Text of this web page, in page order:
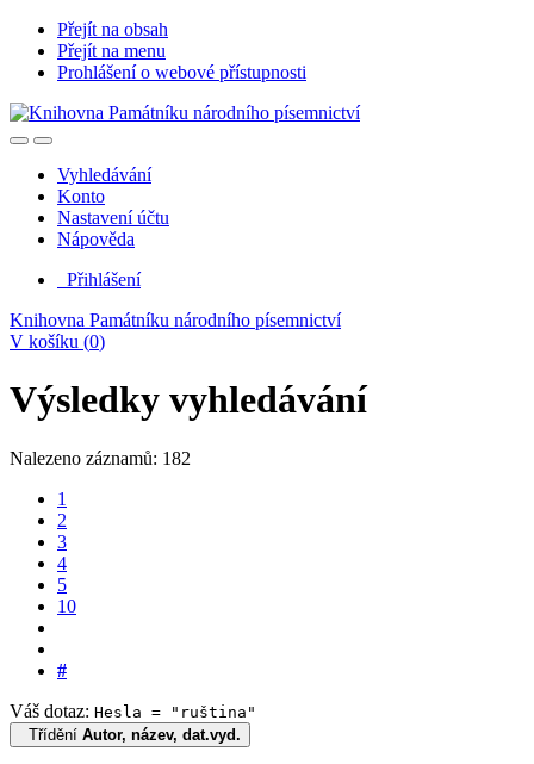
Přejít na obsah
Přejít na menu
Prohlášení o webové přístupnosti
Vyhledávání
Konto
Nastavení účtu
Nápověda
Přihlášení
Knihovna Památníku národního písemnictví
V košíku (0)
Výsledky vyhledávání
Nalezeno záznamů: 182
1
2
3
4
5
10
#
Váš dotaz: Hesla = "ruština"
Třídění Autor, název, dat.vyd.